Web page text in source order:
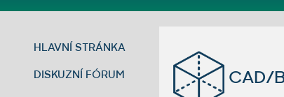
HLAVNÍ STRÁNKA
DISKUZNÍ FÓRUM CAD/